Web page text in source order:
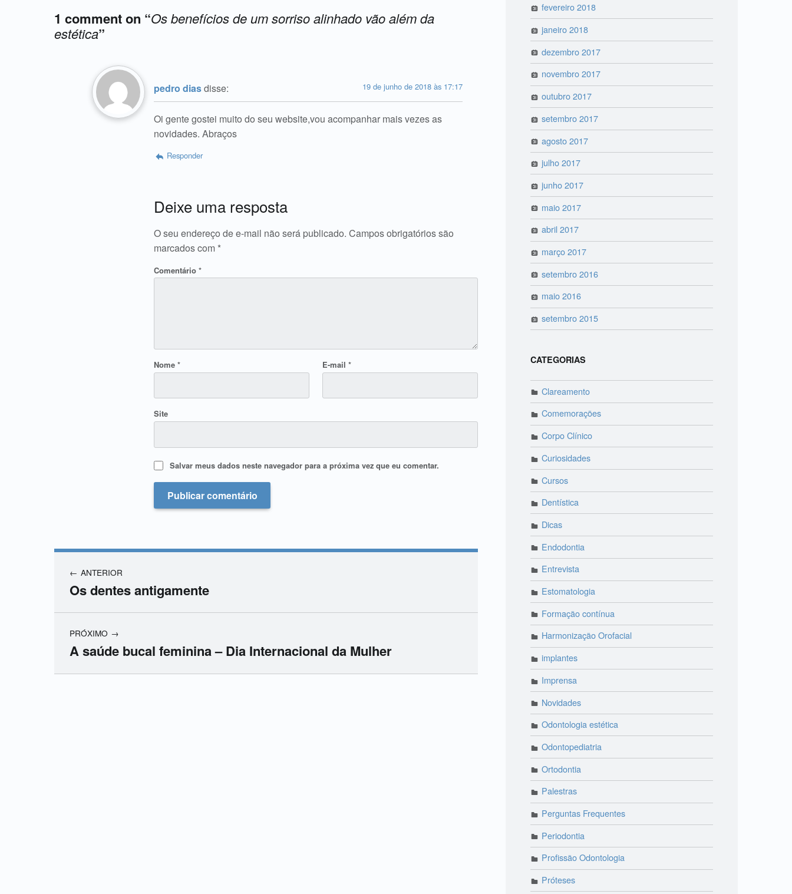
1 comment on “Os benefícios de um sorriso alinhado vão além da
estética”
Acrescente o seu comentário ↓
pedro diasdisse: 19 de junho de 2018 às 17:17
Oi gente gostei muito do seu website,vou acompanhar mais vezes as
novidades. Abraços
Responder
Deixe uma resposta
O seu endereço de e-mail não será publicado. Campos obrigatórios são
marcados com *
Comentário*
Nome* E-mail*
Site
Salvar meus dados neste navegador para a próxima vez que eu comentar.
ANTERIOR
Os dentes antigamente
PRÓXIMO
A saúde bucal feminina – Dia Internacional da Mulher
Skip back to main navigation
fevereiro 2018
janeiro 2018
dezembro 2017
novembro 2017
outubro 2017
setembro 2017
agosto 2017
julho 2017
junho 2017
maio 2017
abril 2017
março 2017
setembro 2016
maio 2016
setembro 2015
CATEGORIAS
Clareamento
Comemorações
Corpo Clínico
Curiosidades
Cursos
Dentística
Dicas
Endodontia
Entrevista
Estomatologia
Formação contínua
Harmonização Orofacial
implantes
Imprensa
Novidades
Odontologia estética
Odontopediatria
Ortodontia
Palestras
Perguntas Frequentes
Periodontia
Profissão Odontologia
Próteses